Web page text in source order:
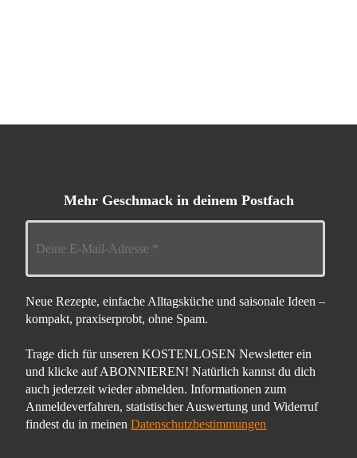
Mehr Geschmack in deinem Postfach
Neue Rezepte, einfache Alltagsküche und saisonale Ideen –
kompakt, praxiserprobt, ohne Spam.
Trage dich für unseren KOSTENLOSEN Newsletter ein
und klicke auf ABONNIEREN! Natürlich kannst du dich
auch jederzeit wieder abmelden. Informationen zum
Anmeldeverfahren, statistischer Auswertung und Widerruf
findest du in meinenDatenschutzbestimmungen